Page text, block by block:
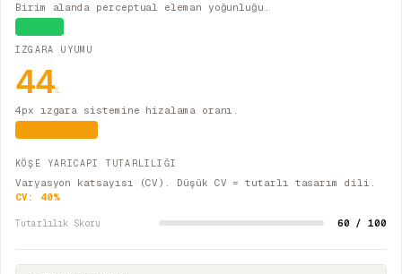
Birim alanda perceptual eleman yoğunluğu.
IZGARA UYUMU
44%
4px ızgara sistemine hizalama oranı.
KÖŞE YARICAPI TUTARLILIĞI
Varyasyon katsayısı (CV). Düşük CV = tutarlı tasarım dili.
CV: 40%
Tutarlılık Skoru 60 / 100